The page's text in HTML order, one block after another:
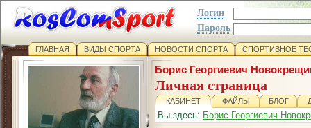
Логин
Пароль
ГЛАВНАЯ ВИДЫ СПОРТА НОВОСТИ СПОРТА СПОРТИВНОЕ
Борис Георгиевич
Личная страница
КАБИНЕТ ФАЙЛЫ БЛОГ
Вы здесь: Борис Георгиевич